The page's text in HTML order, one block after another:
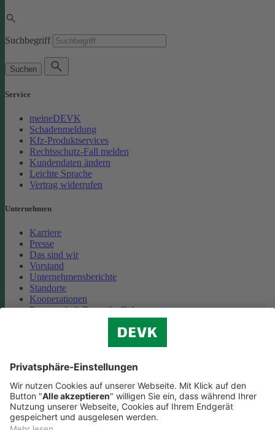
Suchbegriff
Suchen
Service
meineDEVK
Schadenmeldung
Kfz-Produktservices
Rechtsschutz-Fall melden
Kundendaten ändern
Leichte Sprache
Vertrag widerrufen
Unternehmen
Karriere
Presse
Das sind wir
Vorstand
Unternehmensberichte
Standorte
Kooperationen
Partnerschaft Deutsche Bahn
Cookie-Einstellungen
Datenschutz